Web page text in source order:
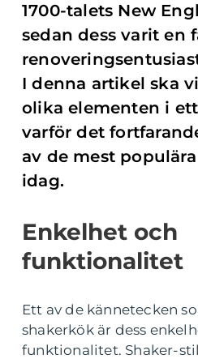
1700-talets New
sedan dess varit en
I denna artikel ska
olika elementen i
varför det
av de mest
idag.
Enkelhet och
funktionalitet
Ett av de kännetecken
shakerkök är dess
funktionalitet. Shaker-